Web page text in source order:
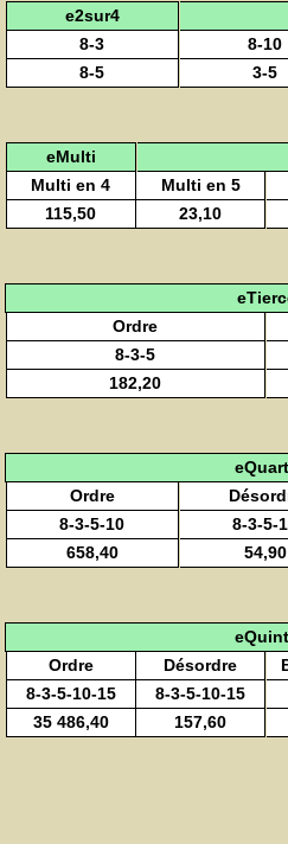
e2sur4
8-3
8-10
8-5
3-5
eMulti
Multi en 4
Multi en 5
115,50
23,10
Ordre
8-3-5
182,20
Ordre
8-3-5-10
8-3-5-
658,40
54,90
Ordre
Désordre
8-3-5-10-15
8-3-5-10-15
35 486,40
157,60